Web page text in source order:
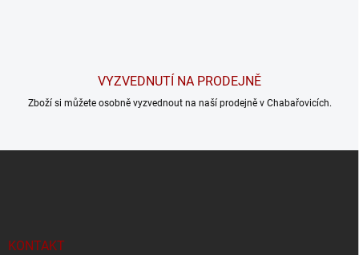
VYZVEDNUTÍ NA PRODEJNĚ
Zboží si můžete osobně vyzvednout na naší prodejně v Chabařovicích.
KONTAKT